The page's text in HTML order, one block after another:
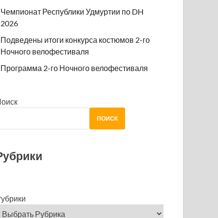
Чемпионат Республики Удмуртии по DH
2026
Подведены итоги конкурса костюмов 2-го
Ночного велофестиваля
Программа 2-го Ночного велофестиваля
ПОИСК